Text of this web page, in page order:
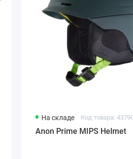
На складе Код товара:
Anon Prime MIPS Helmet